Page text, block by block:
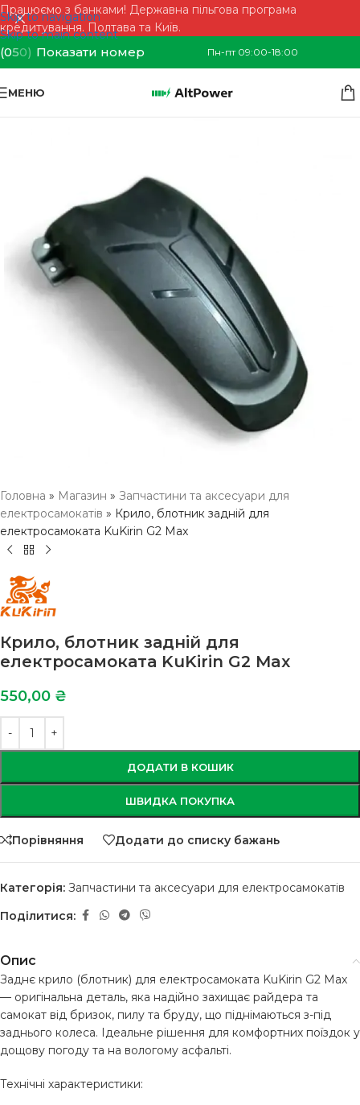
Skip to navigation
Skip to main content
Працюємо з банками! Державна пільгова програма
кредитування. Полтава та Київ.
(050) Показати номер Пн-пт 09:00-18:00
МЕНЮ
Головна » Магазин » Запчастини та аксесуари для
електросамокатів » Крило, блотник задній для
електросамоката KuKirin G2 Max
Крило, блотник задній для
електросамоката KuKirin G2 Max
550,00 ₴
ДОДАТИ В КОШИК
ШВИДКА ПОКУПКА
Порівняння Додати до списку бажань
Категорія: Запчастини та аксесуари для електросамокатів
Поділитися:
Опис
Заднє крило (блотник) для електросамоката KuKirin G2 Max
— оригінальна деталь, яка надійно захищає райдера та
самокат від бризок, пилу та бруду, що піднімаються з-під
заднього колеса. Ідеальне рішення для комфортних поїздок у
дощову погоду та на вологому асфальті.
Технічні характеристики: